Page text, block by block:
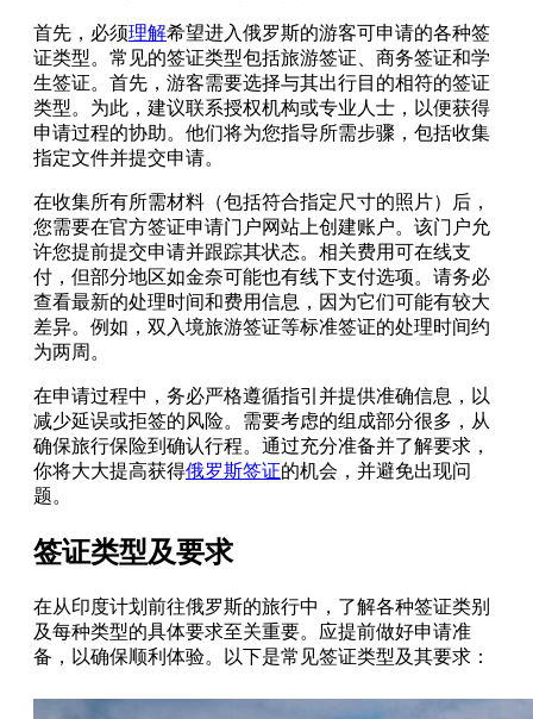
首先，必须理解希望进入俄罗斯的游客可申请的各种签
证类型。常见的签证类型包括旅游签证、商务签证和学
生签证。首先，游客需要选择与其出行目的相符的签证
类型。为此，建议联系授权机构或专业人士，以便获得
申请过程的协助。他们将为您指导所需步骤，包括收集
指定文件并提交申请。
在收集所有所需材料（包括符合指定尺寸的照片）后，
您需要在官方签证申请门户网站上创建账户。该门户允
许您提前提交申请并跟踪其状态。相关费用可在线支
付，但部分地区如金奈可能也有线下支付选项。请务必
查看最新的处理时间和费用信息，因为它们可能有较大
差异。例如，双入境旅游签证等标准签证的处理时间约
为两周。
在申请过程中，务必严格遵循指引并提供准确信息，以
减少延误或拒签的风险。需要考虑的组成部分很多，从
确保旅行保险到确认行程。通过充分准备并了解要求，
你将大大提高获得俄罗斯签证的机会，并避免出现问
题。
签证类型及要求
在从印度计划前往俄罗斯的旅行中，了解各种签证类别
及每种类型的具体要求至关重要。应提前做好申请准
备，以确保顺利体验。以下是常见签证类型及其要求：